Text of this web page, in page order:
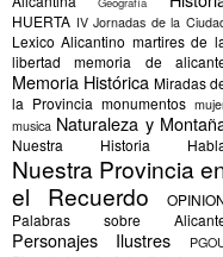
HUERTA IV Jornadas de la
Lexico Alicantino martires de
libertad
memoria de
Memoria Histórica Miradas
la Provincia monumentos
musica Naturaleza y
Nuestra Historia
Nuestra Provincia
el Recuerdo
Palabras sobre
Personajes Ilustres